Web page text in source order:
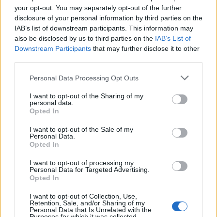
your opt-out. You may separately opt-out of the further
disclosure of your personal information by third parties on the
IAB’s list of downstream participants. This information may
also be disclosed by us to third parties on the IAB’s List of
Downstream Participants that may further disclose it to other
Personal Data Processing Opt Outs
I want to opt-out of the Sharing of my
personal data.
Opted In
I want to opt-out of the Sale of my
Personal Data.
Opted In
I want to opt-out of processing my
Personal Data for Targeted Advertising.
Opted In
I want to opt-out of Collection, Use,
Retention, Sale, and/or Sharing of my
Personal Data that Is Unrelated with the
2026-08-06 KL. 08:39
Tänker inte på
medaljer
Efter succén på hemma-
VM vill Linnea Stenson
lägga förväntningarna åt
samlas i irländska Limerick
2026-08-06 KL. 08:37
Vallentuna ingen
toppkommun för
Bottenplacering i ny